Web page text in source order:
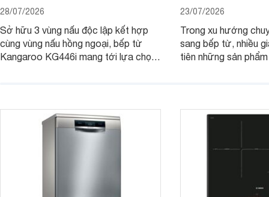
28/07/2026
Sở hữu 3 vùng nấu độc lập kết hợp
cùng vùng nấu hồng ngoại, bếp từ
Kangaroo KG446i mang tới lựa chọn
nhiều cửa hàng, đại lý.
23/07/2026
Trong xu hướng
sang bếp từ, nhiều
tiên những sản
mẫu bếp đáp ứng